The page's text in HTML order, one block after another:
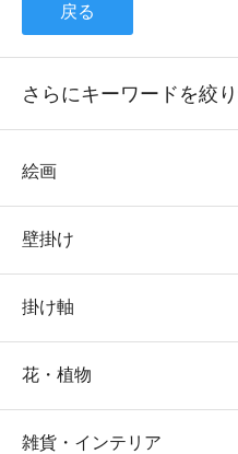
戻る
さらにキーワードを絞
絵画
壁掛け
掛け軸
花・植物
雑貨・インテリア